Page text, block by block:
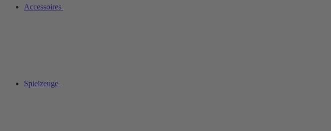
Accessoires
Spielzeuge